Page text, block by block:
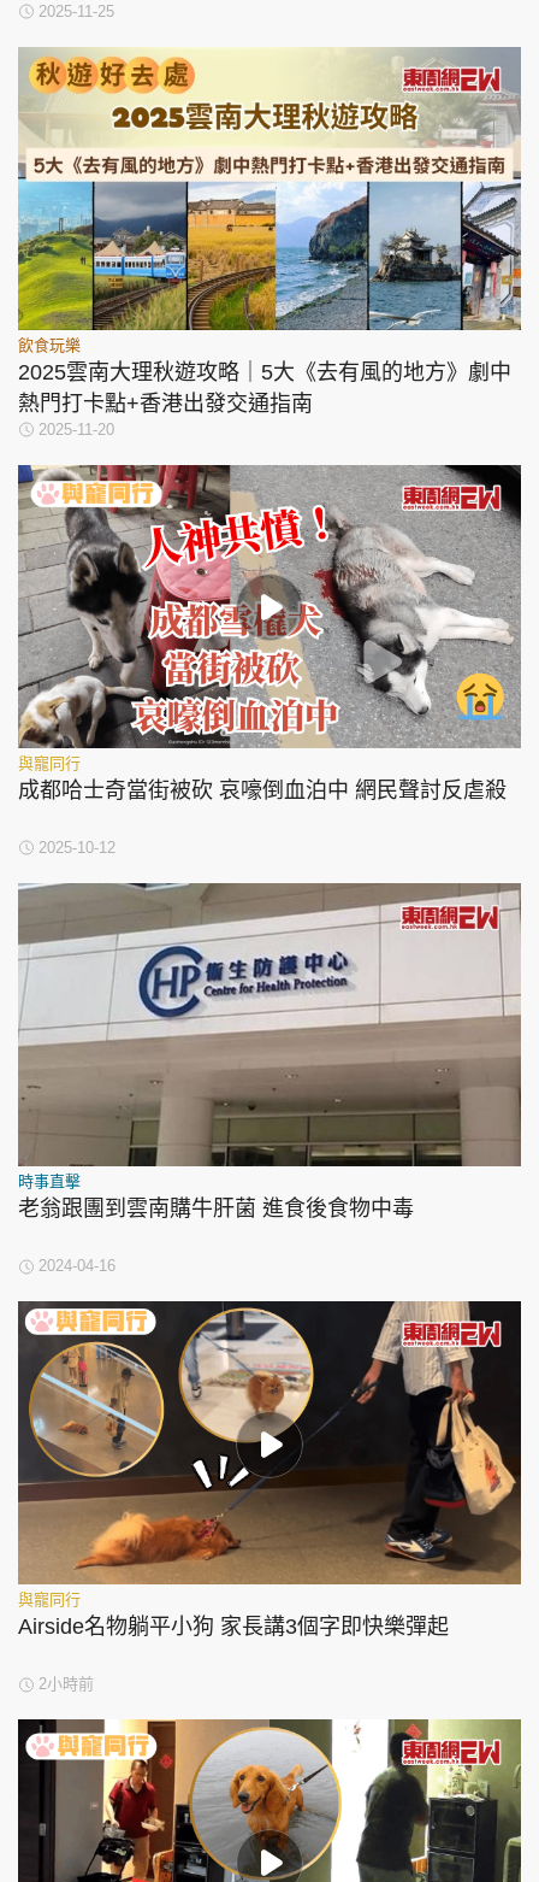
2025-11-25
飲食玩樂
2025雲南大理秋遊攻略｜5大《去有風的地方》劇中
熱門打卡點+香港出發交通指南
2025-11-20
與寵同行
成都哈士奇當街被砍 哀嚎倒血泊中 網民聲討反虐殺
2025-10-12
時事直擊
老翁跟團到雲南購牛肝菌 進食後食物中毒
2024-04-16
與寵同行
Airside名物躺平小狗 家長講3個字即快樂彈起
2小時前